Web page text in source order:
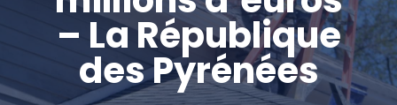
– La République
des Pyrénées